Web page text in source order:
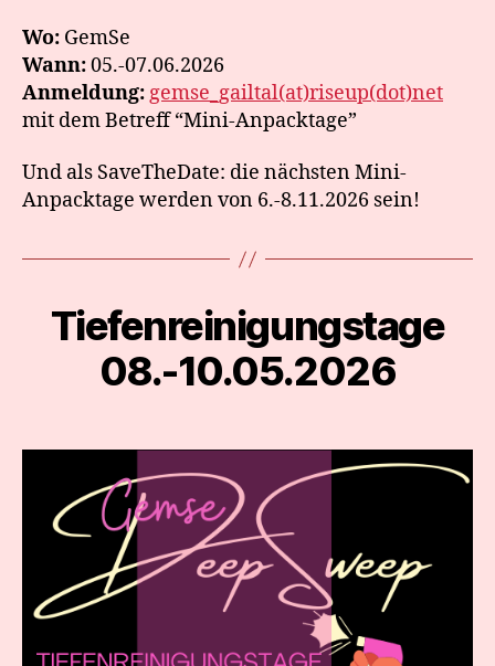
Wo: GemSe
Wann:05.-07.06.2026
Anmeldung: gemse_gailtal(at)riseup(dot)net
mit dem Betreff “Mini-Anpacktage”
Und als SaveTheDate: die nächsten Mini-
Anpacktage werden von 6.-8.11.2026 sein!
Categories
Tiefenreinigungstage
08.-10.05.2026